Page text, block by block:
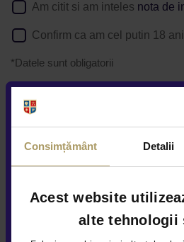
Consimțământ Detalii
Acest website
alte tehnologii
Am citit si am inteles nota de
Confirm ca am cel putin 18
*Datele sunt obligatorii
Daca solicitati detalii despre o
website, puteti afla
cum va
Sunteți de acord ca Țiriac Auto să
Da Nu